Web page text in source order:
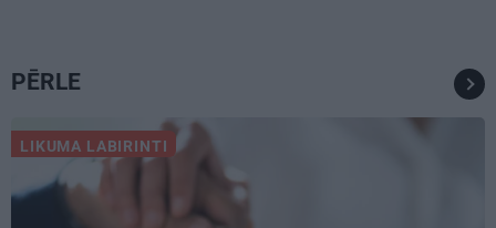
PĒRLE
LIKUMA LABIRINTI